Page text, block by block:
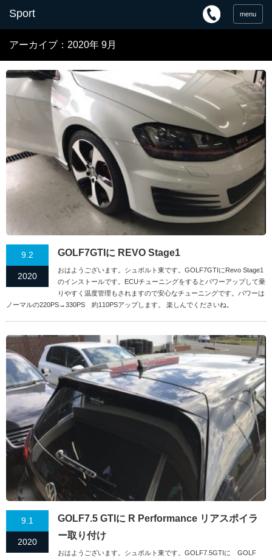
menu
アーカイブ：2020年 9月
9.2
2020
GOLF7GTIに REVO Stage1
おはようございます。シュポルト東です。GOLF7GTIにRevo Stage1
のインストールです。ECUチューニングをするとパワーアップして乗
りやすく温度管理もされますので安心なチューニングです。パワーは
ノーマルの220PS→330PS 約110PSアップします。 楽しんでくださいね。
9.1
2020
GOLF7.5 GTIに R Performance リアスポイラ
ー取り付け
おはようございます。シュポルト東です。GOLF7.5GTIに GOLF